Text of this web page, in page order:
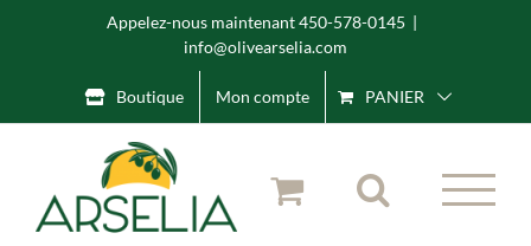
Appelez-nous maintenant 450-578-0145 |
info@olivearselia.com
Boutique Mon compte PANIER